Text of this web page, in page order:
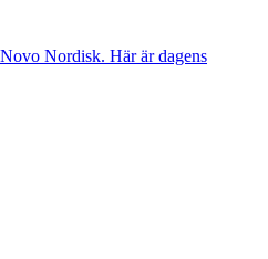
Nordisk. Här är dagens